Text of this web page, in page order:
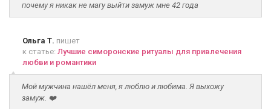
почему я никак не магу выйти замуж мне 42 года
Ольга Т. пишет
к статье: Лучшие симоронские ритуалы для привлечения
любви и романтики
Мой мужчина нашёл меня, я люблю и любима. Я выхожу
замуж. ❤️